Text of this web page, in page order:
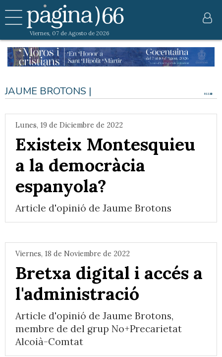
Viernes, 07 de Agosto de 2026
JAUME BROTONS | RSS
Lunes, 19 de Diciembre de 2022
Existeix Montesquieu
a la democràcia
espanyola?
Article d'opinió de Jaume Brotons
Viernes, 18 de Noviembre de 2022
Bretxa digital i accés a
l'administració
Article d'opinió de Jaume Brotons,
membre de del grup No+Precarietat
Alcoià-Comtat